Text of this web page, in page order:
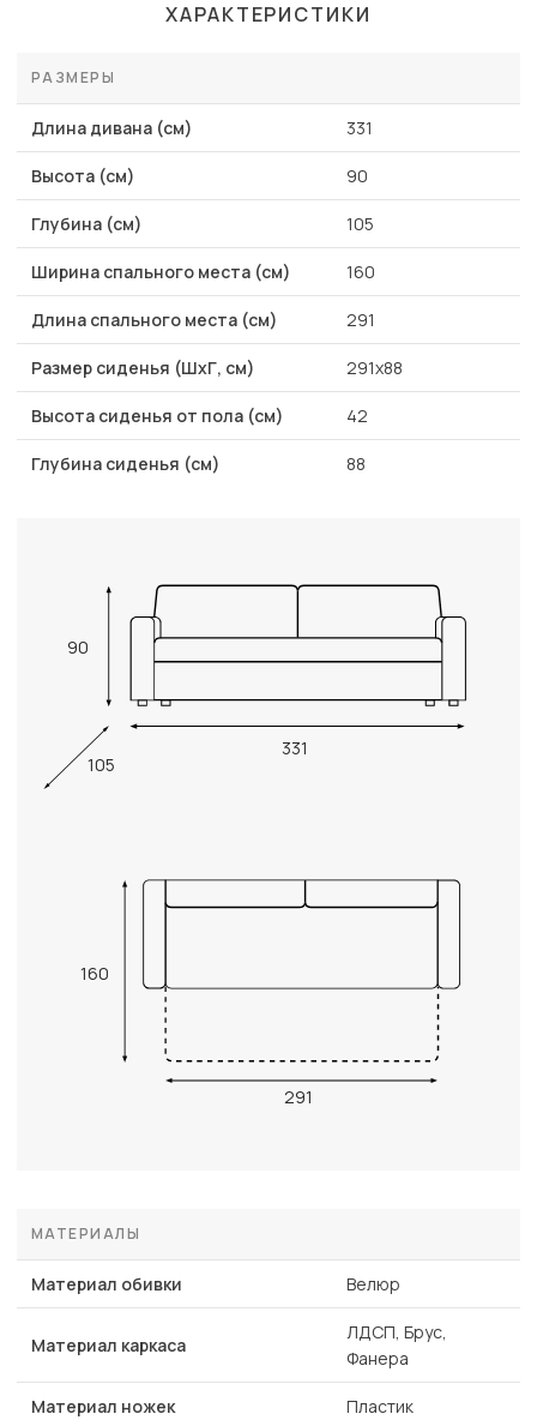
ХАРАКТЕРИСТИКИ
РАЗМЕРЫ
Длина дивана (см) 331
Высота (см) 90
Глубина (см) 105
Ширина спального места (см) 160
Длина спального места (см) 291
Размер сиденья (ШхГ, см) 291x88
Высота сиденья от пола (см) 42
Глубина сиденья (см) 88
90
331
105
160
291
МАТЕРИАЛЫ
Материал обивки Велюр
Материал каркаса
ЛДСП, Брус,
Фанера
Материал ножек Пластик